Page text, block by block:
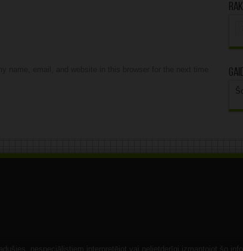
nespeciālistiem interpretējot vai nelietderīgi izmantojot šo